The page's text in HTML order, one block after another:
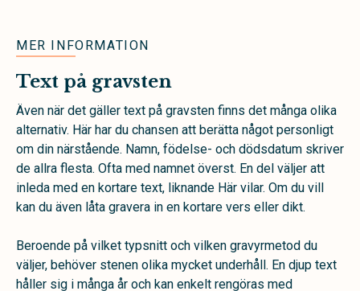
MER INFORMATION
Text på gravsten
Även när det gäller text på gravsten finns det många olika
alternativ. Här har du chansen att berätta något personligt
om din närstående. Namn, födelse- och dödsdatum skriver
de allra flesta. Ofta med namnet överst. En del väljer att
inleda med en kortare text, liknande Här vilar. Om du vill
kan du även låta gravera in en kortare vers eller dikt.
Beroende på vilket typsnitt och vilken gravyrmetod du
väljer, behöver stenen olika mycket underhåll. En djup text
håller sig i många år och kan enkelt rengöras med